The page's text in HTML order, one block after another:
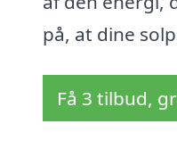
på, at dine
Få 3 tilbud,